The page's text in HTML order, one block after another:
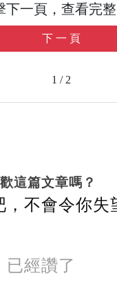
下一頁，查看完
下 一 頁
1 / 2
這篇文章嗎？
不會令你失
已經讚了